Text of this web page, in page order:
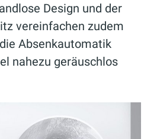
Design und der
vereinfachen zudem
Absenkautomatik
nahezu geräuschlos